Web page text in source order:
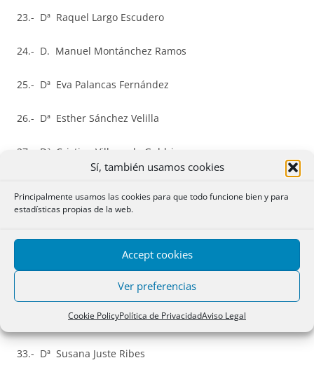
Sí, también usamos cookies
Principalmente usamos las cookies para que todo funcione bien y para
estadísticas propias de la web.
Accept cookies
Ver preferencias
Cookie PolicyPolítica de PrivacidadAviso Legal
23.- Dª Raquel Largo Escudero
24.- D. Manuel Montánchez Ramos
25.- Dª Eva Palancas Fernández
26.- Dª Esther Sánchez Velilla
27.- Dª Cristina Villaverde Guldris
29.- Dª María Teresa Rubio Quesada
30.- D. Esteban Moyano Morales
31.- Dª Guadalupe Cuesta Vizoso
32.- Dª María Pilar Linares González
33.- Dª Susana Juste Ribes